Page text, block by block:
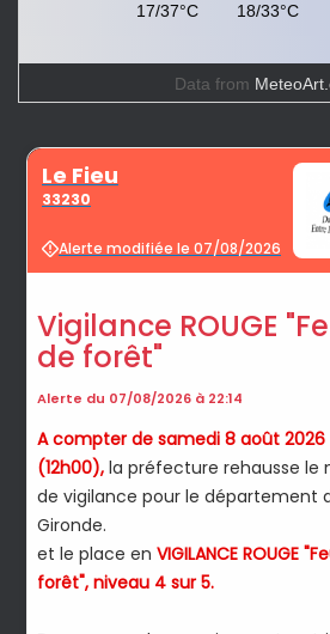
17/37°C 18/33°C
Data from